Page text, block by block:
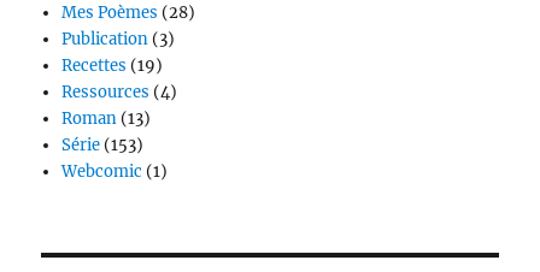
Mes Poèmes (28)
Publication(3)
Recettes (19)
Ressources (4)
Roman(13)
Série(153)
Webcomic (1)